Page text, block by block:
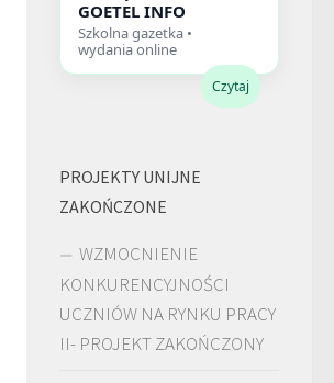
GOETEL INFO
Szkolna gazetka •
wydania online
Czytaj
PROJEKTY UNIJNE
ZAKOŃCZONE
WZMOCNIENIE
KONKURENCYJNOŚCI
UCZNIÓW NA RYNKU PRACY
II- PROJEKT ZAKOŃCZONY